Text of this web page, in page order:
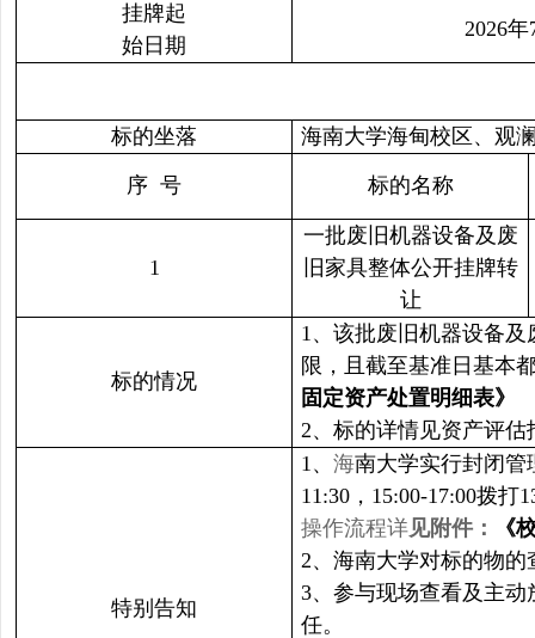
挂牌起
始日期
2026
标的坐落 海南大学海甸校区、观
序 号 标的名称
1
一批废旧机器设备及废
旧家具整体公开挂牌转
让
标的情况
1、该批废旧机器设备
限，且截至基准日基本
固定资产处置明细表》
2、标的详情见资产评估
特别告知
1、 海南大学实行封闭管
11:30，15:00-17:00拨
操作流程详见附件：
《
2、海南大学对标的物
3、参与现场查看及主
任。